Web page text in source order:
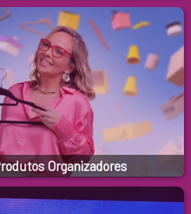
Organizadores